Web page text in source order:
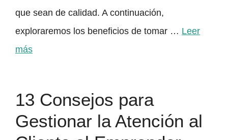
que sean de calidad. A continuación,
exploraremos los beneficios de tomar … Leer
más
13 Consejos para
Gestionar la Atención al